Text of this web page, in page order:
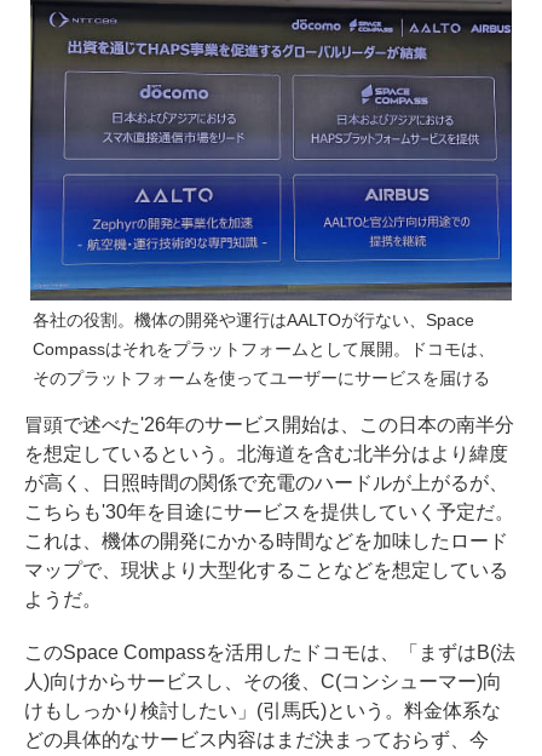
各社の役割。機体の開発や運行はAALTOが行ない、Space
Compassはそれをプラットフォームとして展開。ドコモは、
そのプラットフォームを使ってユーザーにサービスを届ける
冒頭で述べた'26年のサービス開始は、この日本の南半分
を想定しているという。北海道を含む北半分はより緯度
が高く、日照時間の関係で充電のハードルが上がるが、
こちらも'30年を目途にサービスを提供していく予定だ。
これは、機体の開発にかかる時間などを加味したロード
マップで、現状より大型化することなどを想定している
ようだ。
このSpace Compassを活用したドコモは、「まずはB(法
人)向けからサービスし、その後、C(コンシューマー)向
けもしっかり検討したい」(引馬氏)という。料金体系な
どの具体的なサービス内容はまだ決まっておらず、今